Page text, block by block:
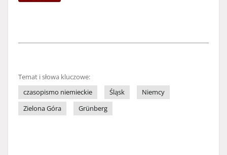
Temat i słowa kluczowe:
czasopismo niemieckie
Śląsk
Niemcy
Zielona Góra
Grünberg